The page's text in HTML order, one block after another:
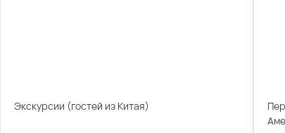
Экскурсии (гостей из Китая)